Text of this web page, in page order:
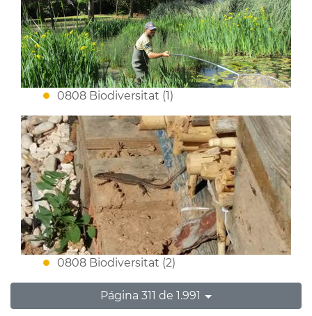
0808 Biodiversitat (1)
0808 Biodiversitat (2)
Página 311 de 1.991